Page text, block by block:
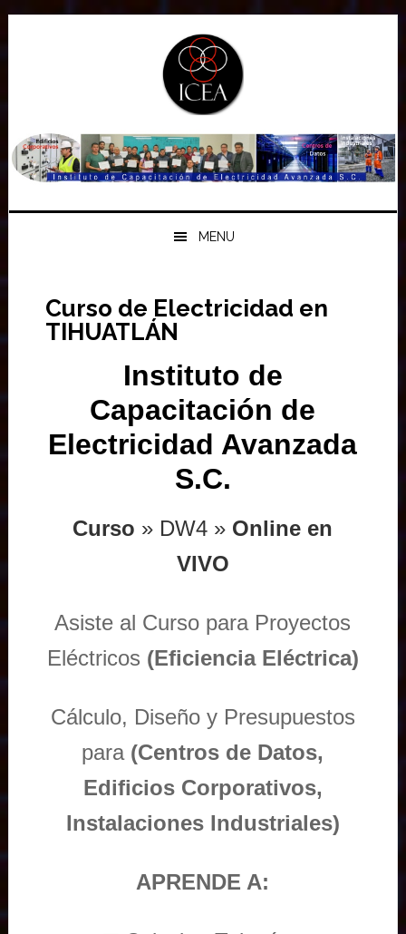
Saltar
Saltar
Saltar
principal
MENU
Curso de Electricidad en
TIHUATLÁN
Instituto de
Capacitación de
Electricidad Avanzada
S.C.
Curso » DW4 » Online en
VIVO
Asiste al Curso para Proyectos
Eléctricos (Eficiencia Eléctrica)
Cálculo, Diseño y Presupuestos
para (Centros de Datos,
Edificios Corporativos,
Instalaciones Industriales)
APRENDE A: